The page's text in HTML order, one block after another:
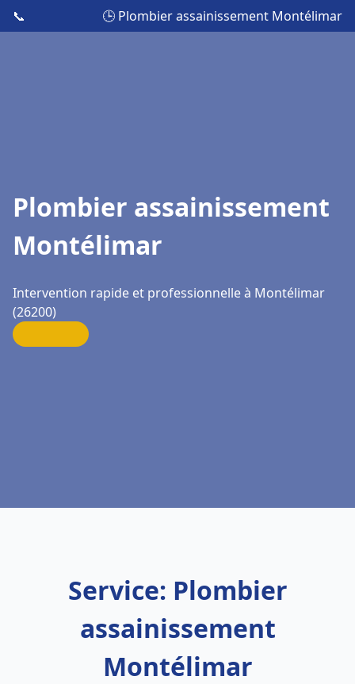
📞 🕒 Plombier assainissement Montélimar
Plombier assainissement
Montélimar
Intervention rapide et professionnelle à Montélimar
(26200)
Service: Plombier
assainissement
Montélimar